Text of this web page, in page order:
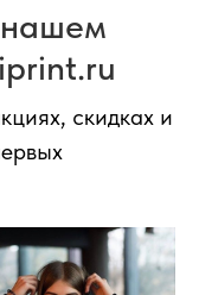
скидках и